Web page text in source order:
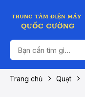
Trang chủ Quạt